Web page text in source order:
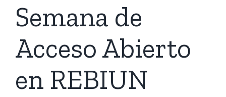
Semana de
Acceso Abierto
en REBIUN